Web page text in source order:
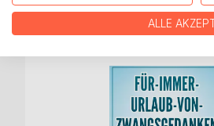
WEITERE
ALLE